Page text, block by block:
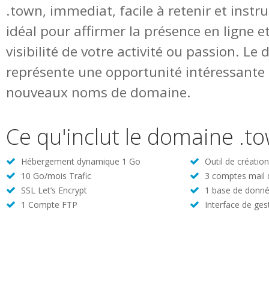
.town, immediat, facile à retenir et
idéal pour affirmer la présence en ligne
visibilité de votre activité ou passion. Le
représente une opportunité
nouveaux noms de domaine.
Ce qu'inclut le domaine
Hébergement dynamique 1 Go
Outil de
10 Go/mois Trafic
3 comptes mail
SSL Let’s Encrypt
1 base de
1 Compte FTP
Interface de